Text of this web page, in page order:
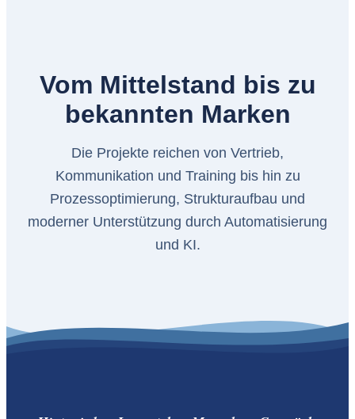
Vom Mittelstand bis zu
bekannten Marken
Die Projekte reichen von Vertrieb,
Kommunikation und Training bis hin zu
Prozessoptimierung, Strukturaufbau und
moderner Unterstützung durch Automatisierung
und KI.